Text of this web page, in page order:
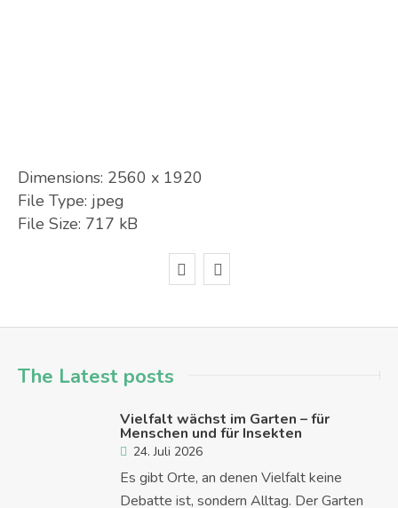
Dimensions: 2560 x 1920
File Type: jpeg
File Size: 717 kB
The Latest posts
Vielfalt wächst im Garten – für
Menschen und für Insekten
24. Juli 2026
Es gibt Orte, an denen Vielfalt keine
Debatte ist, sondern Alltag. Der Garten